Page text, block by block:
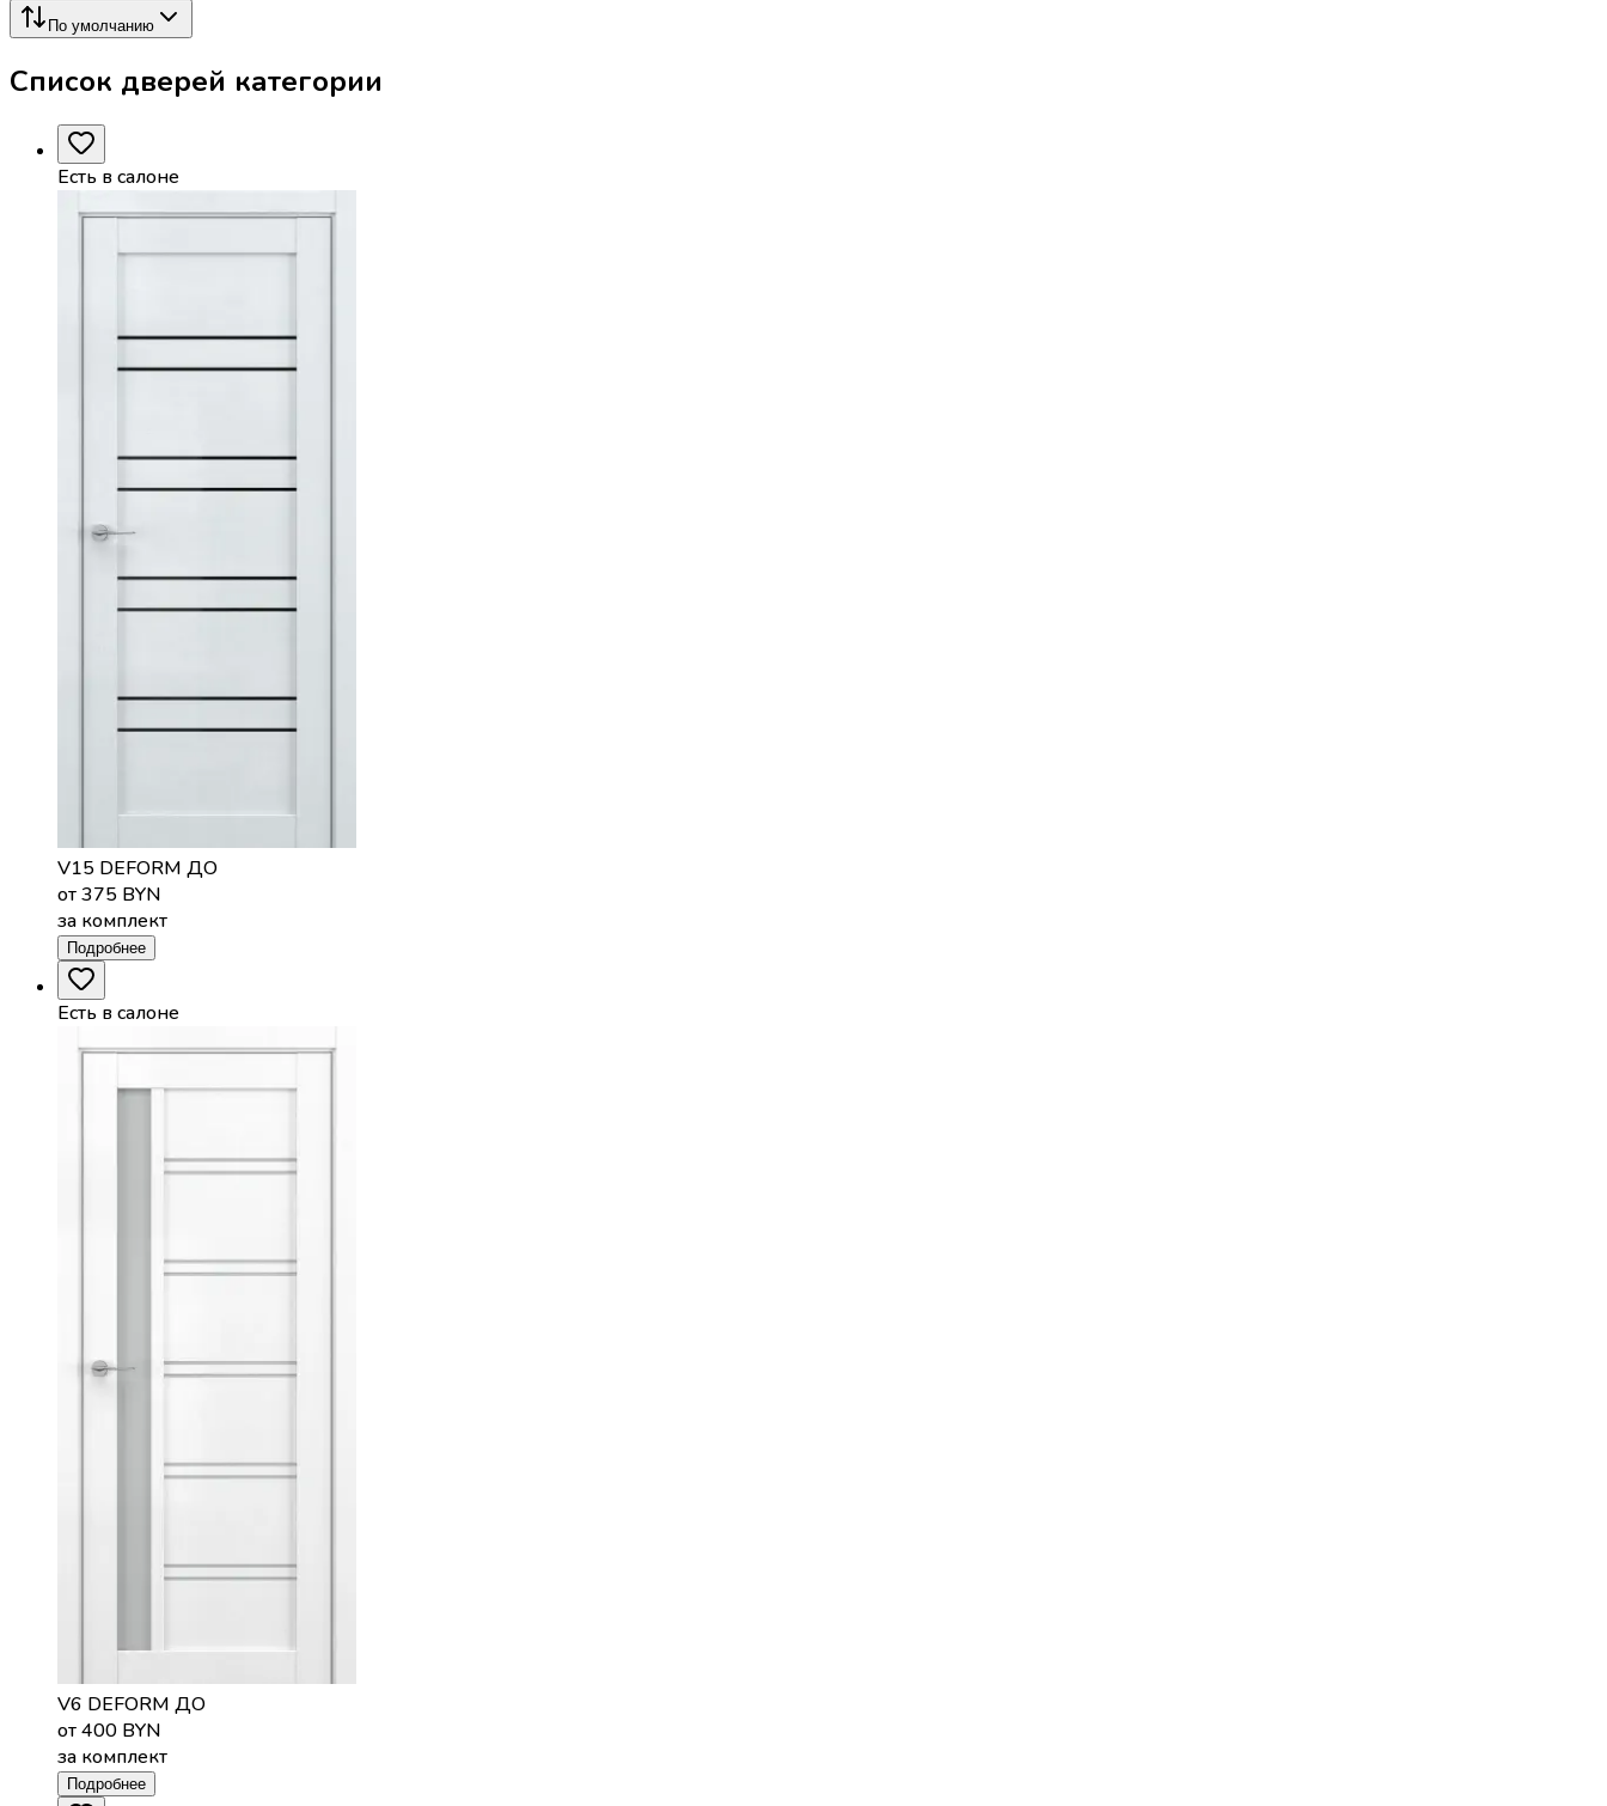
По умолчанию
Список дверей категории
Есть в салоне
V15 DEFORM ДО
от 375 BYN
за комплект
Подробнее
Есть в салоне
V6 DEFORM ДО
от 400 BYN
за комплект
Подробнее